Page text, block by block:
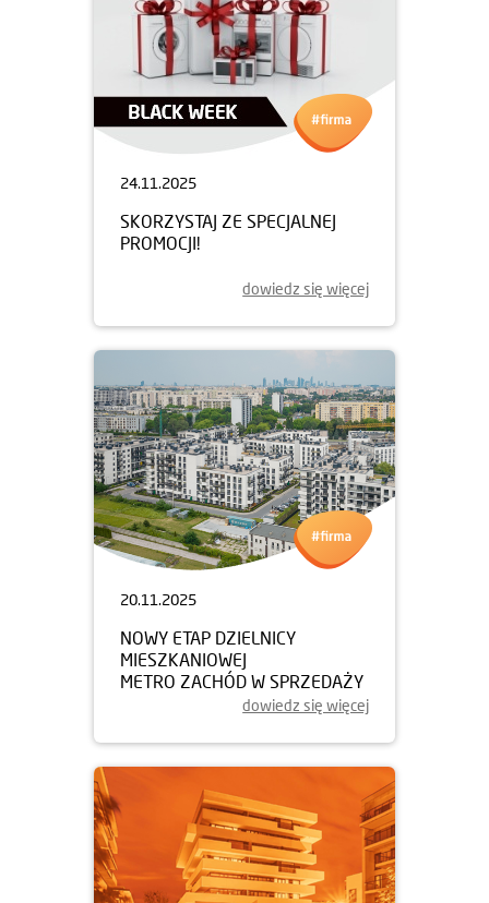
24.11.2025
SKORZYSTAJ ZE SPECJALNEJ
PROMOCJI!
dowiedz się więcej
20.11.2025
NOWY ETAP DZIELNICY
MIESZKANIOWEJ
METRO ZACHÓD W SPRZEDAŻY
dowiedz się więcej